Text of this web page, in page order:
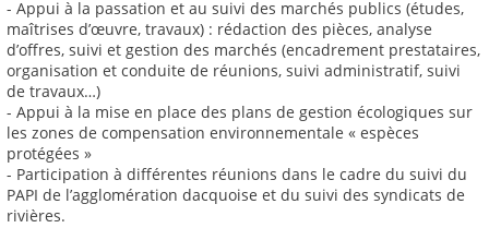
- Appui à la passation et au suivi des marchés publics (études,
maîtrises d’œuvre, travaux) : rédaction des pièces, analyse
d’offres, suivi et gestion des marchés (encadrement prestataires,
organisation et conduite de réunions, suivi administratif, suivi
de travaux…)
- Appui à la mise en place des plans de gestion écologiques sur
les zones de compensation environnementale « espèces
protégées »
- Participation à différentes réunions dans le cadre du suivi du
PAPI de l’agglomération dacquoise et du suivi des syndicats de
rivières.